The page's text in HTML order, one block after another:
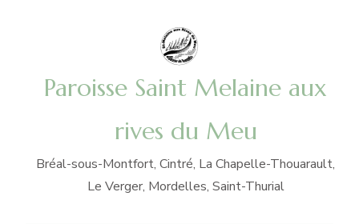
Paroisse Saint Melaine aux
rives du Meu
Bréal-sous-Montfort, Cintré, La Chapelle-Thouarault,
Le Verger, Mordelles, Saint-Thurial